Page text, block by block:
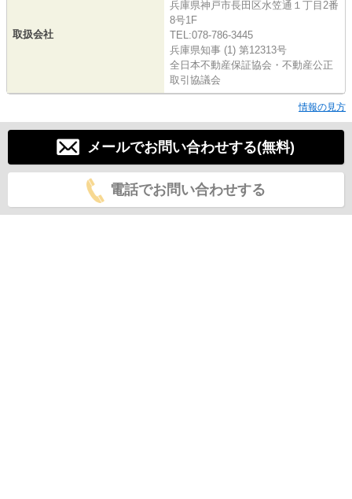
取扱会社
兵庫県神戸市長田区水笠通１丁目2番
8号1F
TEL:078-786-3445
兵庫県知事 (1) 第12313号
全日本不動産保証協会・不動産公正
取引協議会
情報の見方
メールでお問い合わせする(無料)
電話でお問い合わせする